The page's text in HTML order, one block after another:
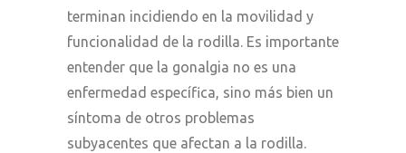
terminan incidiendo en la movilidad y
funcionalidad de la rodilla. Es importante
entender que la gonalgia no es una
enfermedad específica, sino más bien un
síntoma de otros problemas
subyacentes que afectan a la rodilla.